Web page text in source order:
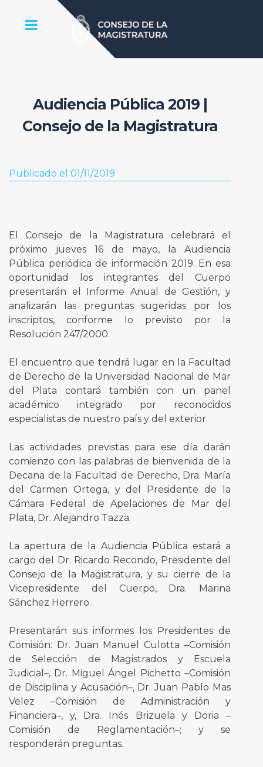
Audiencia Pública 2019 |
Consejo de la Magistratura
Publicado el 01/11/2019
El Consejo de la Magistratura celebrará el
próximo jueves 16 de mayo, la Audiencia
Pública periódica de información 2019. En esa
oportunidad los integrantes del Cuerpo
presentarán el Informe Anual de Gestión, y
analizarán las preguntas sugeridas por los
inscriptos, conforme lo previsto por la
Resolución 247/2000.
El encuentro que tendrá lugar en la Facultad
de Derecho de la Universidad Nacional de Mar
del Plata contará también con un panel
académico integrado por reconocidos
especialistas de nuestro país y del exterior.
Las actividades previstas para ese día darán
comienzo con las palabras de bienvenida de la
Decana de la Facultad de Derecho, Dra. María
del Carmen Ortega, y del Presidente de la
Cámara Federal de Apelaciones de Mar del
Plata, Dr. Alejandro Tazza.
La apertura de la Audiencia Pública estará a
cargo del Dr. Ricardo Recondo, Presidente del
Consejo de la Magistratura, y su cierre de la
Vicepresidente del Cuerpo, Dra. Marina
Sánchez Herrero.
Presentarán sus informes los Presidentes de
Comisión: Dr. Juan Manuel Culotta –Comisión
de Selección de Magistrados y Escuela
Judicial–, Dr. Miguel Ángel Pichetto –Comisión
de Disciplina y Acusación–, Dr. Juan Pablo Mas
Velez –Comisión de Administración y
Financiera–, y, Dra. Inés Brizuela y Doria –
Comisión de Reglamentación–; y se
responderán preguntas.